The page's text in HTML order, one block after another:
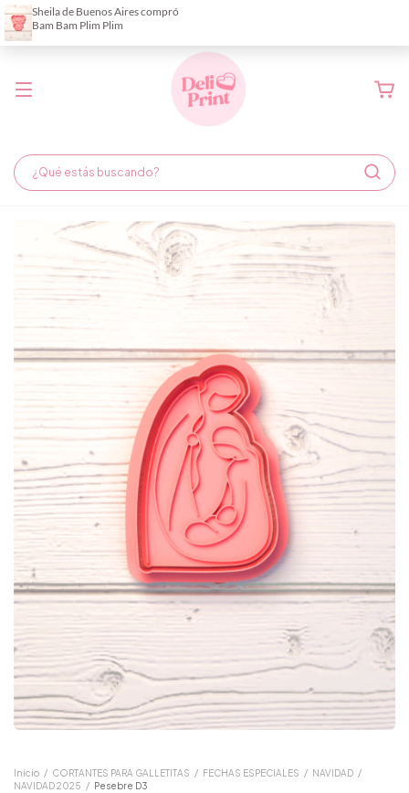
Demora de fabricación hasta 6 días hábiles
Inicio / CORTANTES PARA GALLETITAS / FECHAS ESPECIALES / NAVIDAD /
NAVIDAD 2025 / Pesebre D3